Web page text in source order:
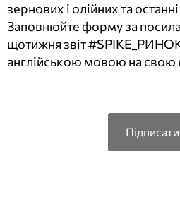
зернових і олійних та останні
Заповнюйте форму за
щотижня звіт
англійською мовою на свою